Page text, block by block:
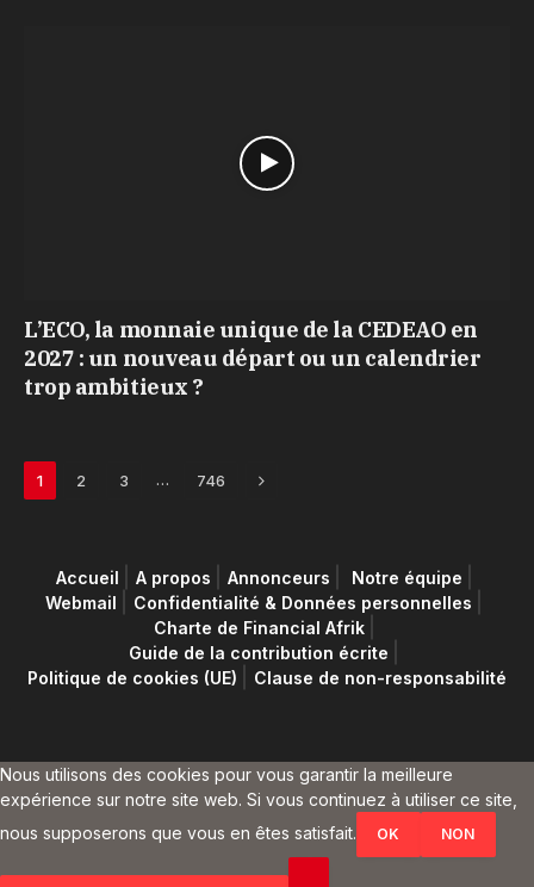
L’ECO, la monnaie unique de la CEDEAO en
2027 : un nouveau départ ou un calendrier
trop ambitieux ?
1 2 3 … 746 Next
Accueil A propos Annonceurs
Notre équipe
Webmail
Confidentialité & Données personnelles
Charte de Financial Afrik
Guide de la contribution écrite
Politique de cookies (UE)
Clause de non-responsabilité
Nous utilisons des cookies pour vous garantir la meilleure
expérience sur notre site web. Si vous continuez à utiliser ce site,
nous supposerons que vous en êtes satisfait.
OK NON